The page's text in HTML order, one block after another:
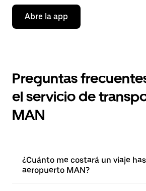
Abre la app
Preguntas
el servicio de
MAN
¿Cuánto me costará un viaje
aeropuerto MAN?